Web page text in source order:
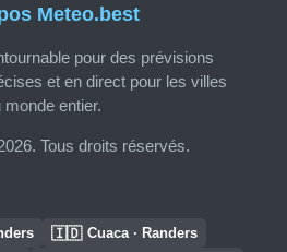
Meteo.best
pour des prévisions
et en direct pour les villes
monde entier.
Tous droits réservés.
🇮🇩 Cuaca · Randers